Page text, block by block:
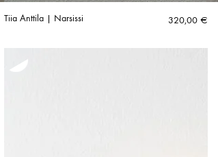
Tiia Anttila | Narsissi 320,00 €